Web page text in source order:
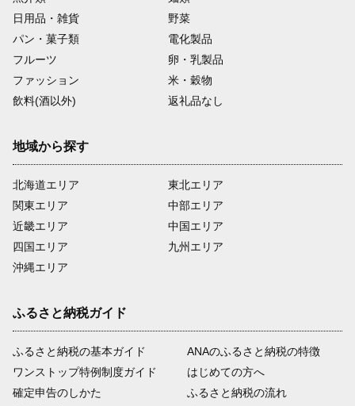
日用品・雑貨
野菜
パン・菓子類
電化製品
フルーツ
卵・乳製品
ファッション
米・穀物
飲料(酒以外)
返礼品なし
地域から探す
北海道エリア
関東エリア
近畿エリア
四国エリア
沖縄エリア
東北エリア
中部エリア
中国エリア
九州エリア
ふるさと納税ガイド
ふるさと納税の基本ガイド
ワンストップ特例制度ガイド
確定申告のしかた
ANAのふるさと納税の特徴
はじめての方へ
ふるさと納税の流れ